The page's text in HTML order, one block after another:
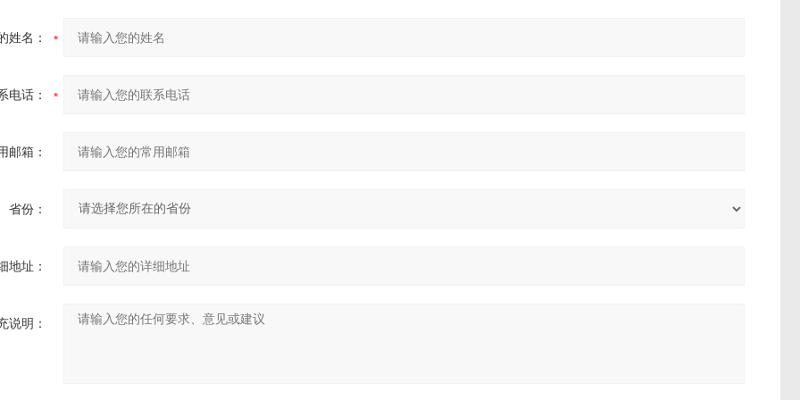
姓名：
电话：
邮箱：
省份：
地址：
说明：